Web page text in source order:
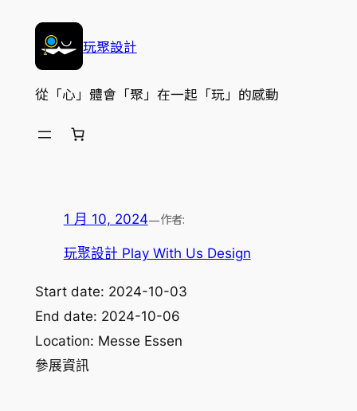
玩聚設計
從「心」體會「聚」在一起「玩」的感動
1 月 10, 2024—作者:
玩聚設計 Play With Us Design
Start date: 2024-10-03
End date: 2024-10-06
Location: Messe Essen
參展資訊